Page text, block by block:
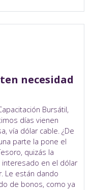
necesidad
Bursátil,
días vienen
vía dólar cable. ¿De
parte la pone el
quizás la
interesado en el dólar
Le están dando
de bonos, como ya